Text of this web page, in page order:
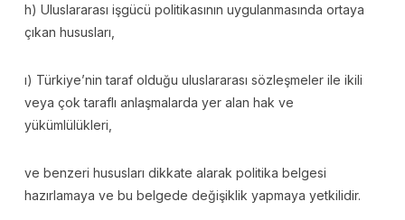
h) Uluslararası işgücü politikasının uygulanmasında ortaya
çıkan hususları,
ı) Türkiye’nin taraf olduğu uluslararası sözleşmeler ile ikili
veya çok taraflı anlaşmalarda yer alan hak ve
yükümlülükleri,
ve benzeri hususları dikkate alarak politika belgesi
hazırlamaya ve bu belgede değişiklik yapmaya yetkilidir.